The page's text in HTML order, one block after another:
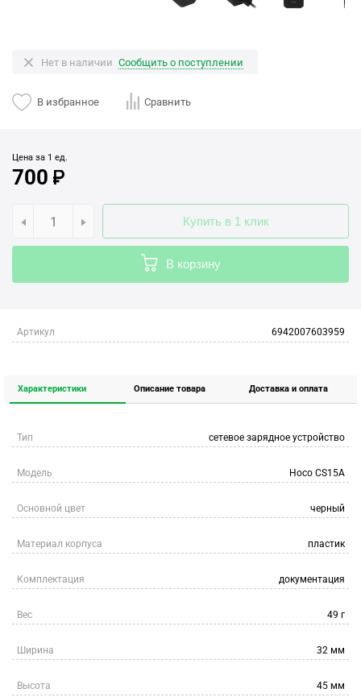
Нет в наличии Сообщить о поступлении
В избранное Сравнить
Цена за 1 ед.
700
Купить в 1 клик
В корзину
Артикул 6942007603959
Характеристики Описание товара Доставка и оплата
Тип сетевое зарядное устройство
Модель Hoco CS15A
Основной цвет черный
Материал корпуса пластик
Комплектация документация
Вес 49 г
Ширина 32 мм
Высота 45 мм